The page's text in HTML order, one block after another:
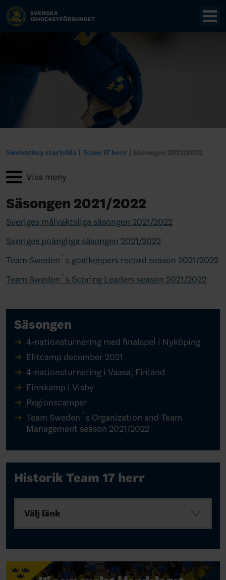
Swehockey startsida Team 17 herr Säsongen 2021/2022
Säsongen 2021/2022
Sveriges målvaktsliga säsongen 2021/2022
Sveriges poängliga säsongen 2021/2022
Team Sweden´s goalkeepers record season 2021/2022
Team Sweden´s Scoring Leaders season 2021/2022
Säsongen
4-nationsturnering med finalspel i Nyköping
Elitcamp december 2021
4-nationsturnering i Vaasa, Finland
Finnkamp i Visby
Regionscamper
Team Sweden´s Organization and Team
Management season 2021/2022
Historik Team 17 herr
Välj länk